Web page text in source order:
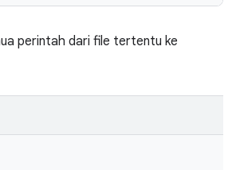
perintah dari file tertentu ke